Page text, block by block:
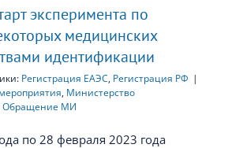
эксперимента по
медицинских
идентификации
Регистрация ЕАЭС, Регистрация РФ |
, Министерство
Обращение МИ
по 28 февраля 2023 года